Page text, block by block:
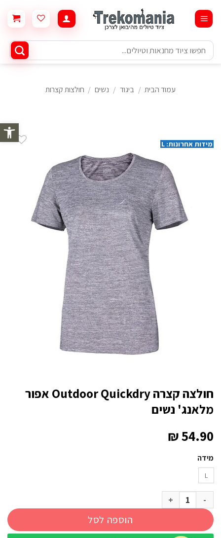
פתח
content
חיפוש
עבור:
עמוד הבית / ביגוד / נשים / חולצות קצרות
מידות אחרונות: L
חולצה קצרה Outdoor Quickdry אפור
מלאנג' נשים
₪54.90
מידה
L
כמות של חולצה קצרה Outdoor Quickdry אפור מלאנג' נשים
הוספה לסל